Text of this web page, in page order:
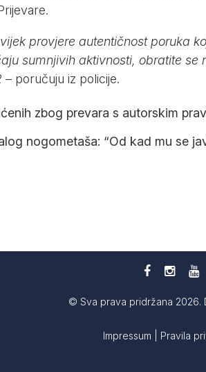
provjere autentičnost poruka
sumnjivih aktivnosti, obratite se
– poručuju iz policije.
zbog prevara s autorskim
nogometaša: “Od kad mu se
© Sva prava pridržana 2026.
Impressum Pravila